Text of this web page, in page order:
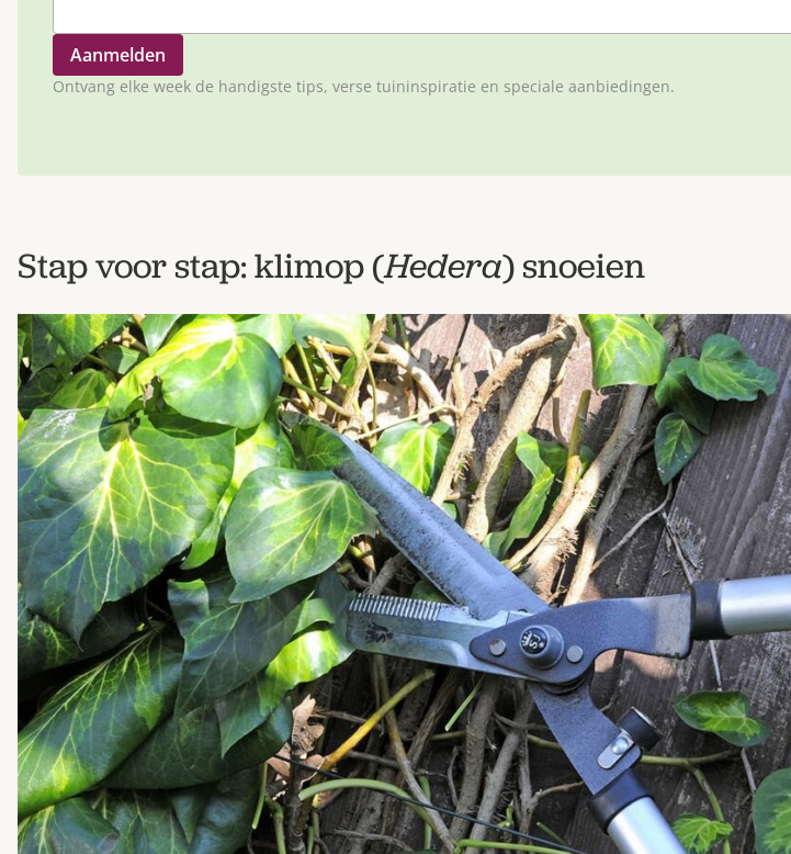
Ontvang elke week de handigste tips, verse tuininspiratie en speciale aanbiedingen.
Stap voor stap: klimop (Hedera) snoeien